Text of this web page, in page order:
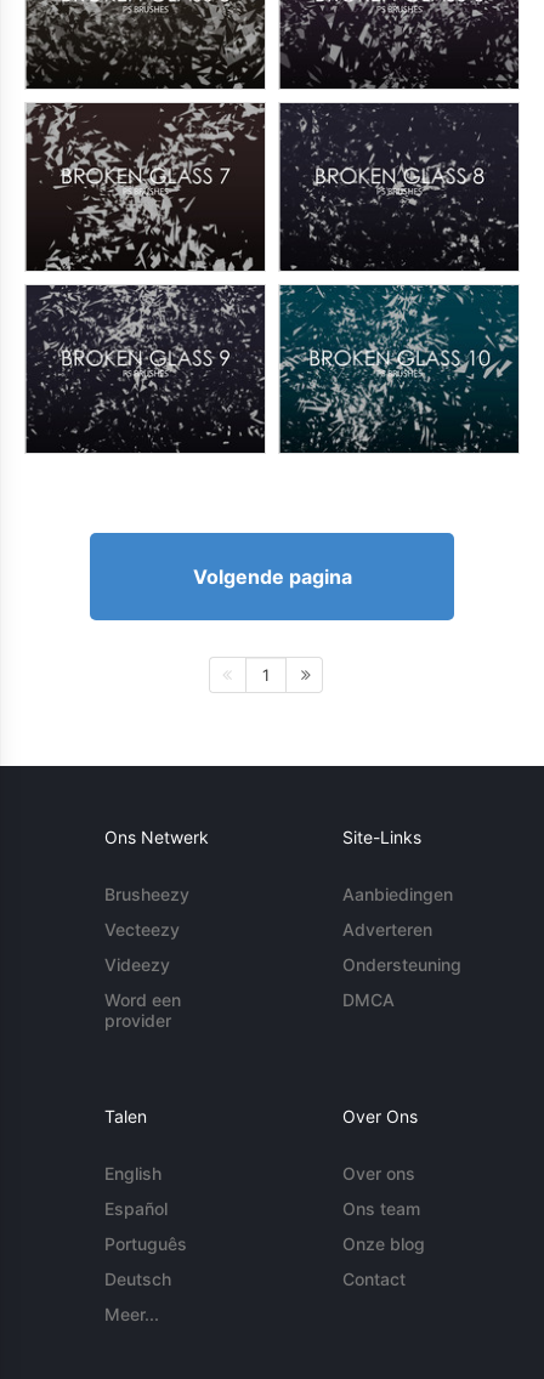
Volgende pagina
1
Ons Netwerk
Brusheezy
Vecteezy
Videezy
Word een
provider
Site-Links
Aanbiedingen
Adverteren
Ondersteuning
DMCA
Talen
English
Español
Português
Deutsch
Meer...
Over Ons
Over ons
Ons team
Onze blog
Contact